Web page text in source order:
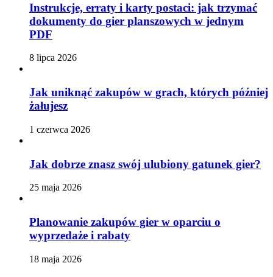
Instrukcje, erraty i karty postaci: jak trzymać
dokumenty do gier planszowych w jednym
PDF
8 lipca 2026
Jak uniknąć zakupów w grach, których później
żałujesz
1 czerwca 2026
Jak dobrze znasz swój ulubiony gatunek gier?
25 maja 2026
Planowanie zakupów gier w oparciu o
wyprzedaże i rabaty
18 maja 2026